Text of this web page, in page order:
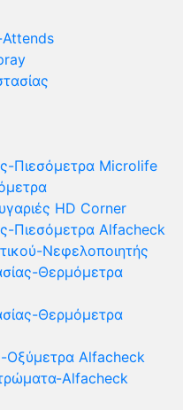
Attends
Πιεσόμετρα Microlife
HD Corner
Πιεσόμετρα Alfacheck
Νεφελοποιητής
Θερμόμετρα
Θερμόμετρα
Οξύμετρα Alfacheck
Alfacheck